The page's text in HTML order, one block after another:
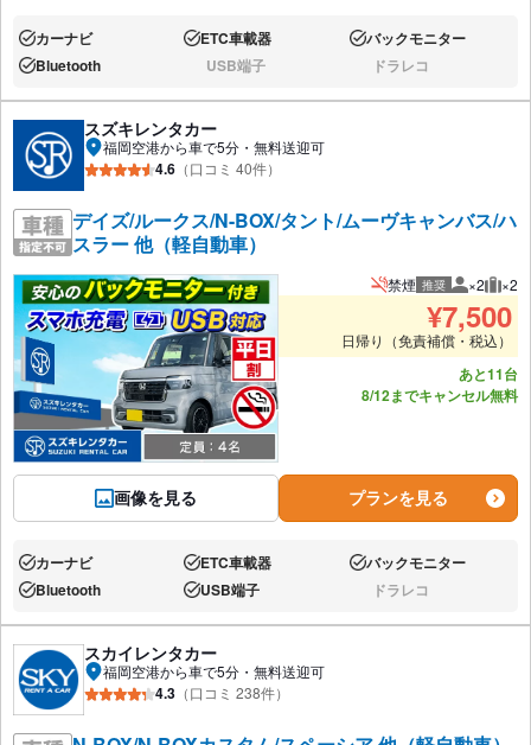
あり:カーナビ あり:ETC車載器 あり:バックモニター
あり:Bluetooth なし:USB端子 なし:ドラレコ
スズキレンタカー
福岡空港から車で5分・無料送迎可
4.6 （口コミ 40件）
デイズ/ルークス/N-BOX/タント/ムーヴキャンバス/ハ
スラー 他（軽自動車）
画像を見る
禁煙 推奨 推奨人数
×2 推
×2
¥7,500
日帰り（免責補償・税込）
あと11台
8/12までキャンセル無料
プランを見る
あり:カーナビ あり:ETC車載器 あり:バックモニター
あり:Bluetooth あり:USB端子 なし:ドラレコ
スカイレンタカー
福岡空港から車で5分・無料送迎可
4.3 （口コミ 238件）